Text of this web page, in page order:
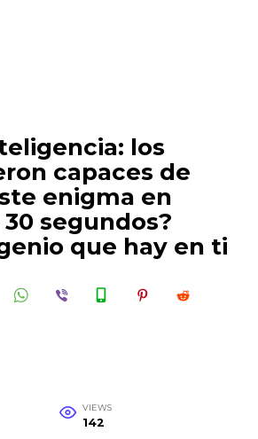
los
capaces de
enigma en
segundos?
que hay en ti
VIEWS
142